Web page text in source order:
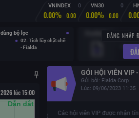
VNINDEX 0
0.00% 0.00
VN30 0
0.00% 0.00
bộ lọc
02. Tích lũy chặt chẽ
- Fialda
Lãi lỗ
Lãi lỗ
ĐĂNG NHẬP
lúc 15:00
GÓI HỘI VIÊN VIP
Gửi bởi: Fialda Corp
Lúc: 09/06/2023 11:35
Các hội viên VIP được nhận tín